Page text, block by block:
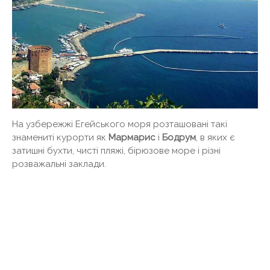
На узбережжі Егейського моря розташовані такі
знамениті курорти як Мармарис і Бодрум, в яких є
затишні бухти, чисті пляжі, бірюзове море і різні
розважальні заклади.